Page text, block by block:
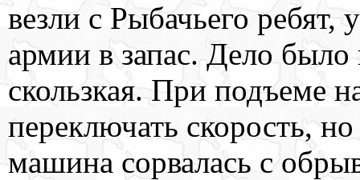
везли с Рыбачьего
армии в запас. Дело
скользкая. При подъеме
переключать скорость,
машина сорвалась с